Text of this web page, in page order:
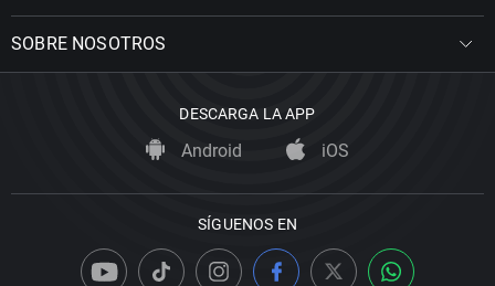
SOBRE NOSOTROS
DESCARGA LA APP
Android iOS
SÍGUENOS EN